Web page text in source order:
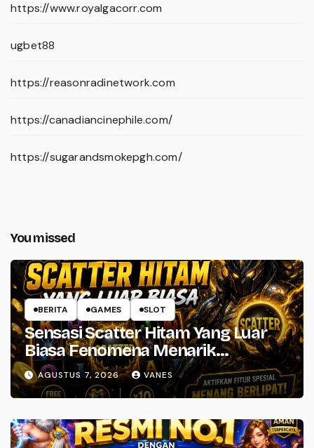
https://www.royalgacorr.com
ugbet88
https://reasonradinetwork.com
https://canadiancinephile.com/
https://sugarandsmokepgh.com/
You missed
BERITA GAMES SLOT
Sensasi Scatter Hitam Yang Luar
Biasa Fenomena Menarik
Perhatian
AGUSTUS 7, 2026 VANES